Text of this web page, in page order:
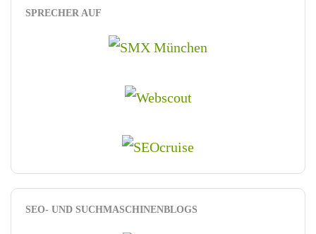
SPRECHER AUF
SEO- UND SUCHMASCHINENBLOGS